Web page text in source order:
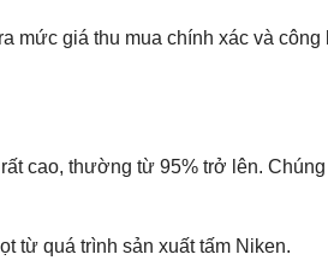
giá thu mua chính xác và
cao, thường từ 95% trở lên.
từ quá trình sản xuất tấm Niken.